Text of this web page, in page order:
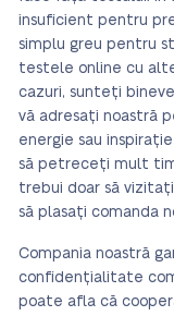
insuficient pentru
simplu greu pentru
testele online cu
cazuri, sunteți
vă adresați noastră
energie sau
să petreceți mult
trebui doar să
să plasați comanda
Compania noastră
confidențialitate
poate afla că